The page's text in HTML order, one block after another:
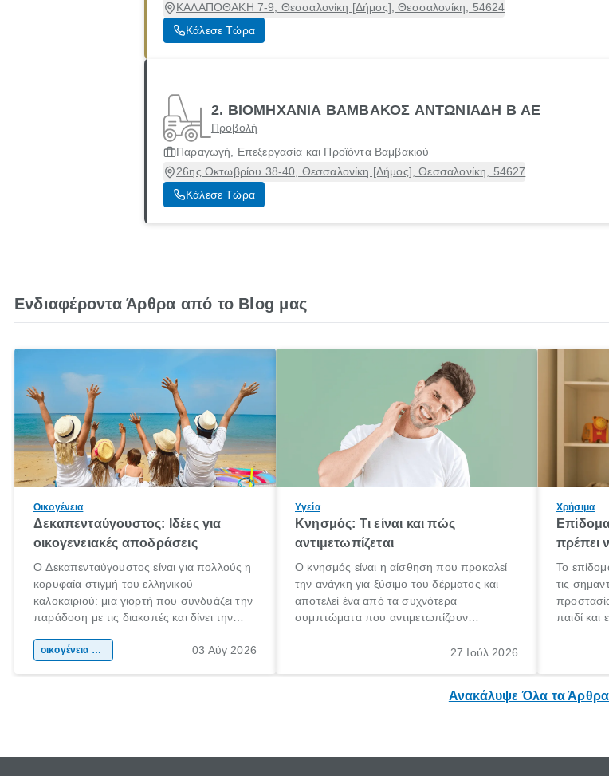
ΚΑΛΑΠΟΘΑΚΗ 7-9, Θεσσαλονίκη [Δήμος], Θεσσαλονίκη, 54624
Κάλεσε Τώρα
2. ΒΙΟΜΗΧΑΝΙΑ ΒΑΜΒΑΚΟΣ ΑΝΤΩΝΙΑΔΗ Β ΑΕ
Προβολή
Παραγωγή, Επεξεργασία και Προϊόντα Βαμβακιού
26ης Οκτωβρίου 38-40, Θεσσαλονίκη [Δήμος], Θεσσαλονίκη, 54627
Κάλεσε Τώρα
Ενδιαφέροντα Άρθρα από το Blog μας
Οικογένεια
Δεκαπενταύγουστος: Ιδέες για
οικογενειακές αποδράσεις
Ο Δεκαπενταύγουστος είναι για πολλούς η
κορυφαία στιγμή του ελληνικού
καλοκαιριού: μια γιορτή που συνδυάζει την
παράδοση με τις διακοπές και δίνει την
χώρας. Είτε πρόκειται για λίγες μέρες
οικογένεια & παιδί 03 Αύγ 2026
Υγεία
Κνησμός: Τι είναι και πώς
αντιμετωπίζεται
Ο κνησμός είναι η αίσθηση που προκαλεί
την ανάγκη για ξύσιμο του δέρματος και
αποτελεί ένα από τα συχνότερα
συμπτώματα που αντιμετωπίζουν
πληροφορίες για το «κνησμός τι είναι»,
27 Ιούλ 2026
Χρήσιμα
πρέπει
Το
τις
παιδί και
Ανακάλυψε Όλα τα Άρθρα